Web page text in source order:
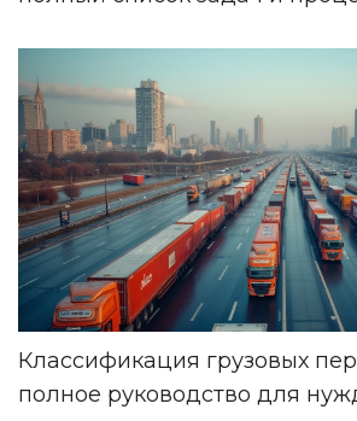
Классификация грузовых
полное руководство для